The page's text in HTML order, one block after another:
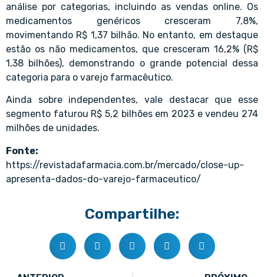
análise por categorias, incluindo as vendas online. Os
medicamentos genéricos cresceram 7,8%,
movimentando R$ 1,37 bilhão. No entanto, em destaque
estão os não medicamentos, que cresceram 16,2% (R$
1,38 bilhões), demonstrando o grande potencial dessa
categoria para o varejo farmacêutico.
Ainda sobre independentes, vale destacar que esse
segmento faturou R$ 5,2 bilhões em 2023 e vendeu 274
milhões de unidades.
Fonte:
https://revistadafarmacia.com.br/mercado/close-up-
apresenta-dados-do-varejo-farmaceutico/
Compartilhe: